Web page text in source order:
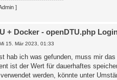
]
+ Docker - openDTU.php
15. Mär 2023, 01:33
hab ich was gefunden, muss mir
ist der Wert für dauerhaftes
werden, könnte unter